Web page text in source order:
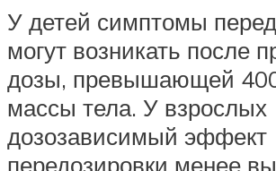
У детей симптомы
могут возникать после
дозы, превышающей 400
массы тела. У взрослых
дозозависимый эффект
передозировки менее